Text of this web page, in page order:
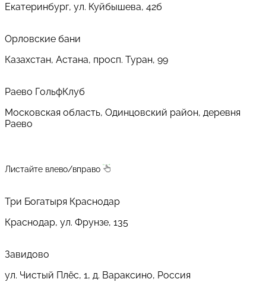
Екатеринбург, ул. Куйбышева, 42б
Орловские бани
Казахстан, Астана, просп. Туран, 99
Раево ГольфКлуб
Московская область, Одинцовский район, деревня
Раево
Листайте влево/вправо
Три Богатыря Краснодар
Краснодар, ул. Фрунзе, 135
Завидово
ул. Чистый Плёс, 1, д. Вараксино, Россия